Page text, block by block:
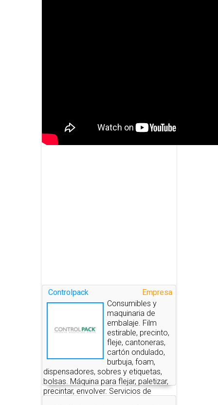
Empresa
Controlpack
Consumibles y
maquinaria de
embalaje. Film
estirable, precinto,
fleje, cantoneras,
cartón ondulado,
burbuja, foam,
dispensadores, sobres y etiquetas,
bolsas. Máquina para flejar, paletizar,
precintar, envolver. Servicios de